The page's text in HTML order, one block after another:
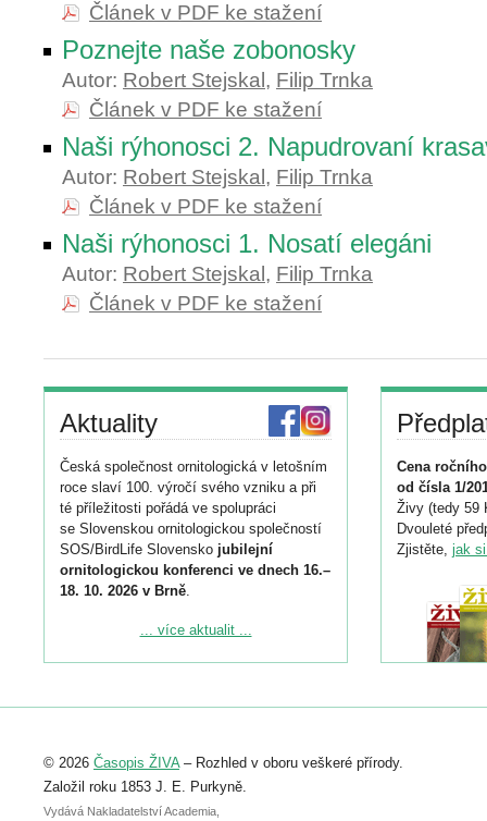
Článek v PDF ke stažení
Poznejte naše zobonosky
Autor: Robert Stejskal , Filip Trnka
Článek v PDF ke stažení
Naši rýhonosci 2. Napudrovaní
Autor: Robert Stejskal , Filip Trnka
Článek v PDF ke stažení
Naši rýhonosci 1. Nosatí elegáni
Autor: Robert Stejskal , Filip Trnka
Článek v PDF ke stažení
Aktuality
Česká společnost ornitologická v letošním
roce slaví 100. výročí svého vzniku a při
té příležitosti pořádá ve spolupráci
se Slovenskou ornitologickou společností
SOS/BirdLife Slovensko jubilejní
ornitologickou konferenci ve dnech 16.–
18. 10. 2026 v Brně.
Podrobnější informace ke konferenci
Registrovat se můžete do 6. září.
abstraktu přihlášené přednášky nebo
posteru je už 30. června.
... více aktualit ...
Cena
od čísla 1/
Živy (tedy 59
Dvouleté
Zjistěte, jak
© 2026 Časopis ŽIVA– Rozhled v oboru veškeré přírody.
Založil roku 1853 J. E. Purkyně.
Vydává Nakladatelství Academia,